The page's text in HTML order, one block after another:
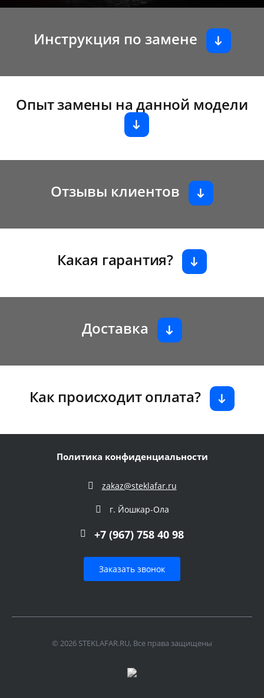
Инструкция по замене
Опыт замены на данной модели
Отзывы клиентов
Какая гарантия?
Доставка
Как происходит оплата?
Политика конфиденциальности
zakaz@steklafar.ru
г. Йошкар-Ола
+7 (967) 758 40 98
Заказать звонок
© 2026 STEKLAFAR.RU, Все права защищены